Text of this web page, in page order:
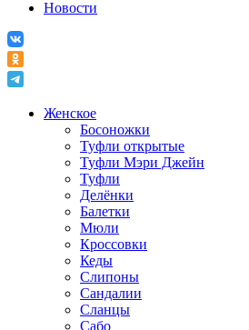
Новости
Женское
Босоножки
Туфли открытые
Туфли Мэри Джейн
Туфли
Делёнки
Балетки
Мюли
Кроссовки
Кеды
Слипоны
Сандалии
Сланцы
Сабо